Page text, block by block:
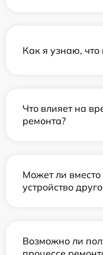
Как я узнаю, что
Что влияет на
ремонта?
Может ли
устройство
Возможно ли